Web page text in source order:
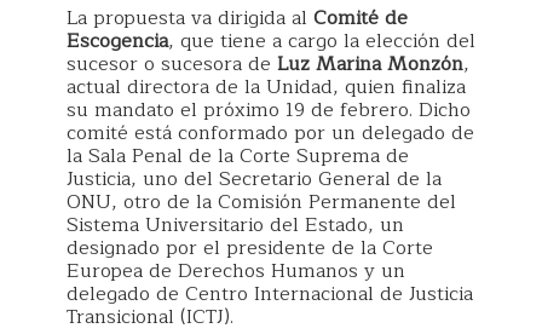
La propuesta va dirigida al Comité de
Escogencia, que tiene a cargo la elección del
sucesor o sucesora de Luz Marina Monzón,
actual directora de la Unidad, quien finaliza
su mandato el próximo 19 de febrero. Dicho
comité está conformado por un delegado de
la Sala Penal de la Corte Suprema de
Justicia, uno del Secretario General de la
ONU, otro de la Comisión Permanente del
Sistema Universitario del Estado, un
designado por el presidente de la Corte
Europea de Derechos Humanos y un
delegado de Centro Internacional de Justicia
Transicional (ICTJ).